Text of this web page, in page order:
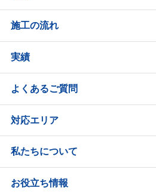
施工の流れ
実績
よくあるご質問
対応エリア
私たちについて
お役立ち情報